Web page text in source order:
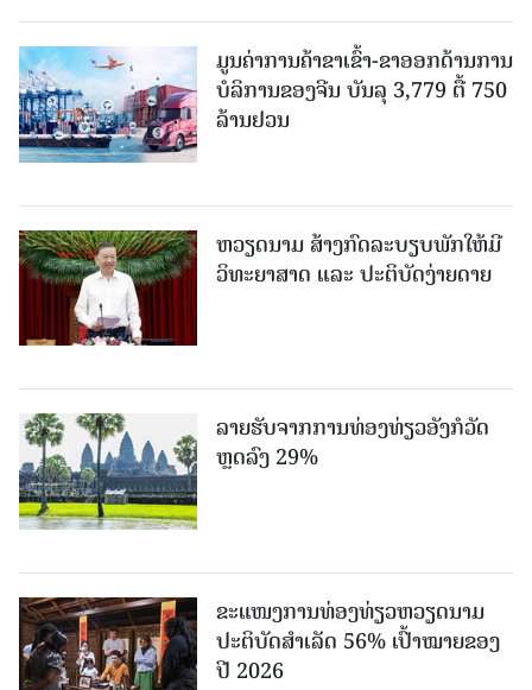
ມູນຄ່າການຄ້າຂາເຂົ້າ-ຂາອອກດ້ານການ
ບໍລິການຂອງຈີນ ບັນລຸ 3,779 ຕື້ 750
ລ້ານຢວນ
ຫວຽດນາມ ສ້າງກົດລະບຽບພັກໃຫ້ມີ
ວິທະຍາສາດ ແລະ ປະຕິບັດງ່າຍດາຍ
ລາຍຮັບຈາກການທ່ອງທ່ຽວອັງກໍວັດ
ຫຼດລົງ 29%
ຂະ​ແໜງ​ການ​ທ່ອງ​ທ່ຽວຫວຽດນາມ ​
ປະ​ຕິ​ບັດ​ສຳ​ເລັດ 56% ເປົ້າ​ໝາຍຂອງ
ປີ 2026